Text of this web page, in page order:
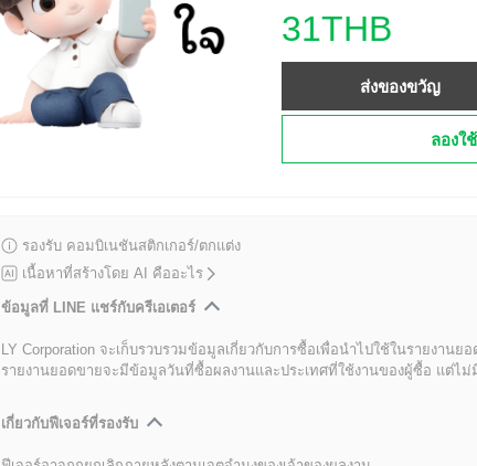
31THB
ส่งของขวัญ
ลองใ
รองรับ คอมบิเนชันสติกเกอร์/ตกแต่ง
เนื้อหาที่สร้างโดย AI คืออะไร
ข้อมูลที่ LINE แชร์กับครีเอเตอร์
LY Corporation จะเก็บรวบรวมข้อมูลเกี่ยวกับการซื้อเพื่อนำไปใช้ในรายงานย
รายงานยอดขายจะมีข้อมูลวันที่ซื้อผลงานและประเทศที่ใช้งานของผู้ซื้อ แต่ไ
เกี่ยวกับฟีเจอร์ที่รองรับ